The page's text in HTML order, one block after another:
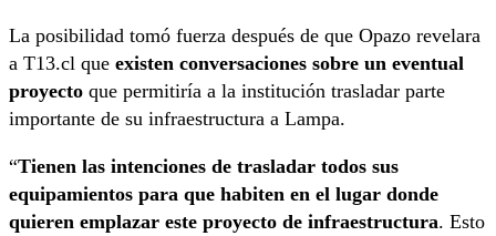
La posibilidad tomó fuerza después de que Opazo revelara
a T13.cl que existen conversaciones sobre un eventual
proyecto que permitiría a la institución trasladar parte
importante de su infraestructura a Lampa.
“Tienen las intenciones de trasladar todos sus
equipamientos para que habiten en el lugar donde
quieren emplazar este proyecto de infraestructura. Esto